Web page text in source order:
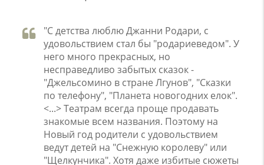
"С детства люблю Джанни Родари, с
удовольствием стал бы "родариеведом". У
него много прекрасных, но
несправедливо забытых сказок -
"Джельсомино в стране Лгунов", "Сказки
по телефону", "Планета новогодних елок".
<...> Театрам всегда проще продавать
знакомые всем названия. Поэтому на
Новый год родители с удовольствием
ведут детей на "Снежную королеву" или
"Щелкунчика". Хотя даже избитые сюжеты